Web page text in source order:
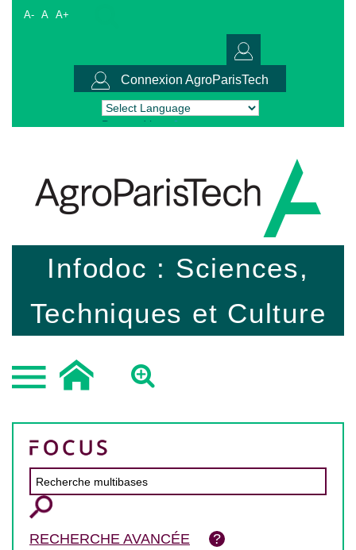
A- A A+
Connexion AgroParisTech
Powered by Translate
Infodoc : Sciences,
Techniques et Culture
RECHERCHE AVANCÉE